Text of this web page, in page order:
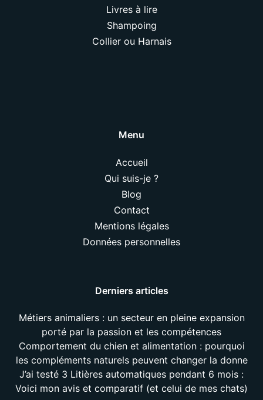
Livres à lire
Shampoing
Collier ou Harnais
Menu
Accueil
Qui suis-je ?
Blog
Contact
Mentions légales
Données personnelles
Derniers articles
Métiers animaliers : un secteur en pleine expansion
porté par la passion et les compétences
Comportement du chien et alimentation : pourquoi
les compléments naturels peuvent changer la donne
J’ai testé 3 Litières automatiques pendant 6 mois :
Voici mon avis et comparatif (et celui de mes chats)